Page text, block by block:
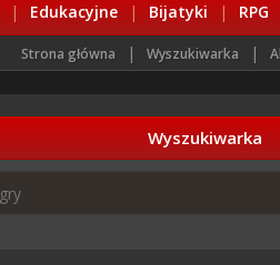
| Edukacyjne | Bijatyki | RPG
Strona główna | Wyszukiwarka |
Wyszukiwarka